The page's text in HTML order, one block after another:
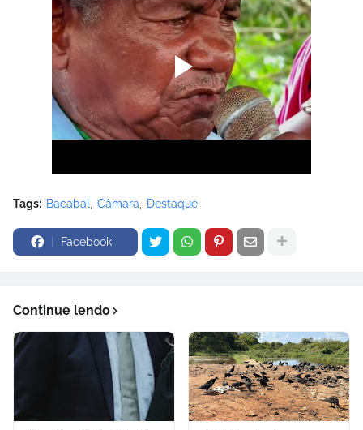
Tags: Bacabal Câmara Destaque
Facebook
Continue lendo